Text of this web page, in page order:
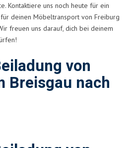
Kontaktiere uns noch heute für ein
deinen Möbeltransport von Freiburg
freuen uns darauf, dich bei deinem
von
Breisgau nach